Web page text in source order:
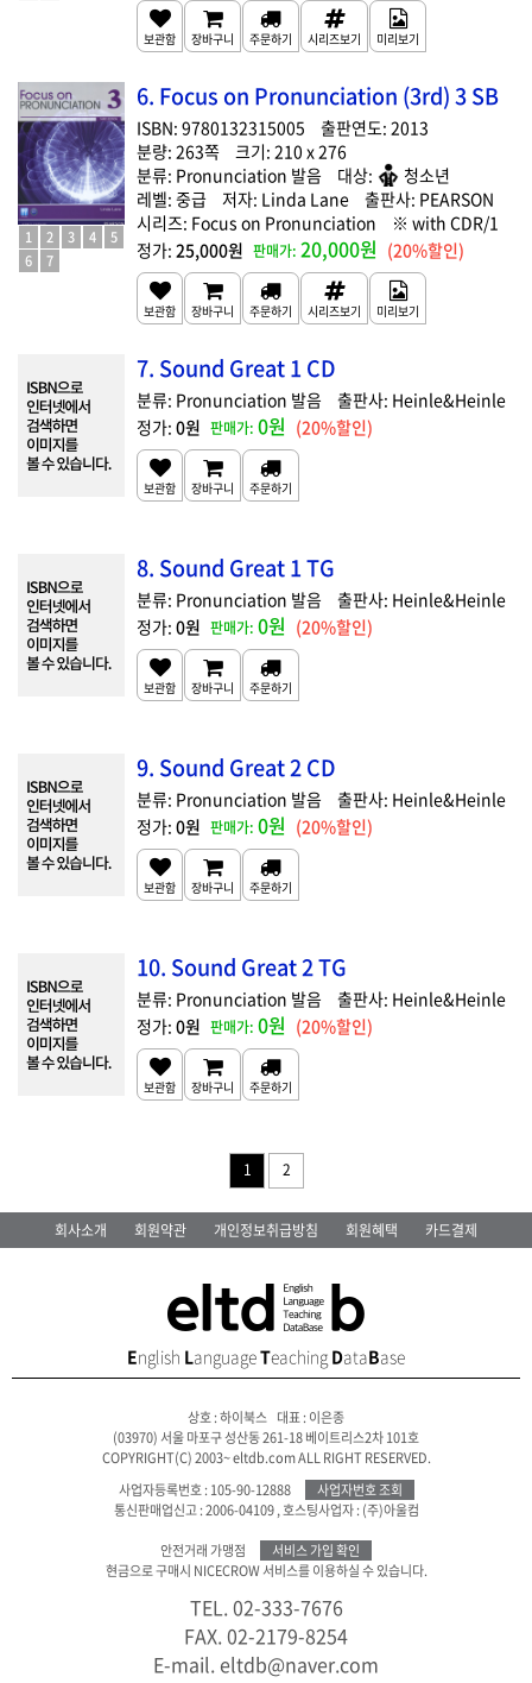
6. Focus on Pronunciation (3rd) 3 SB
1 2 3 4
5
6
7
9780132315005
2013
263
210 x 276
Pronunciation 발음
청소년
중급
Linda Lane
PEARSON
Focus on Pronunciation
with CDR/1
25,000원
20,000원 (20%할인)
7. Sound Great 1 CD
Pronunciation 발음
Heinle&Heinle
0원
0원 (20%할인)
8. Sound Great 1 TG
Pronunciation 발음
Heinle&Heinle
0원
0원 (20%할인)
9. Sound Great 2 CD
Pronunciation 발음
Heinle&Heinle
0원
0원 (20%할인)
10. Sound Great 2 TG
Pronunciation 발음
Heinle&Heinle
0원
0원 (20%할인)
1 2
회사소개 회원약관 개인정보취급방침 회원혜택 카드결제
English LanguageTeaching DataBase
상호 : 하이북스 대표 : 이은종
(03970) 서울 마포구 성산동 261-18 베이트리스2차 101호
COPYRIGHT(C) 2003~ eltdb.com ALL RIGHT RESERVED.
사업자등록번호 : 105-90-12888
사업자번호 조회
통신판매업신고 : 2006-04109,호스팅사업자 : (주)아울컴
안전거래 가맹점
서비스 가입 확인
현금으로 구매시 NICECROW 서비스를 이용하실 수 있습니다.
TEL. 02-333-7676
FAX. 02-2179-8254
E-mail. eltdb@naver.com